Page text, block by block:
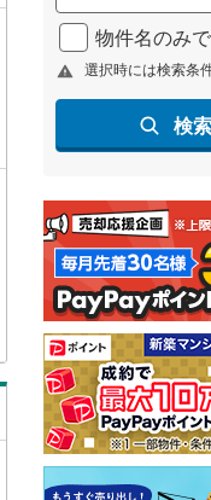
物件名のみ
選択時には検索条
検
都営新宿線(0)
横浜市営地下鉄グ
名古屋市営地下鉄鶴
名古屋市営地下鉄名
OsakaMetro谷町線(
OsakaMetro千日前
神戸市営地下鉄海岸
福岡市地下鉄七隈線
函館市電宝来・谷地
真岡鐵道(0)